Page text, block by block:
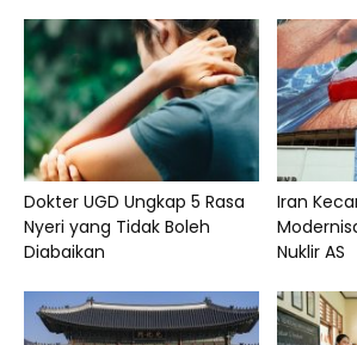
Dokter UGD Ungkap 5 Rasa
Nyeri yang Tidak Boleh
Diabaikan
Iran
Nuklir AS